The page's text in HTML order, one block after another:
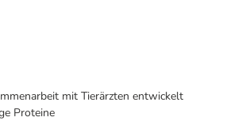
mit Tierärzten entwickelt
Proteine